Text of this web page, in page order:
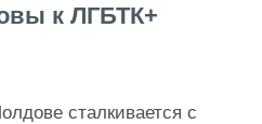
к ЛГБТК+
сталкивается с